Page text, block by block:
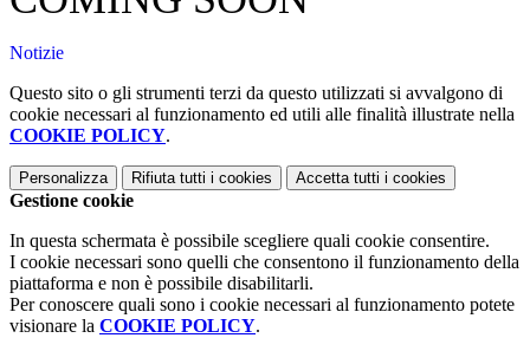
Notizie
Questo sito o gli strumenti terzi da questo utilizzati si avvalgono di
cookie necessari al funzionamento ed utili alle finalità illustrate nella
COOKIE POLICY.
Personalizza Rifiuta tutti i cookies Accetta tutti i cookies
Gestione cookie
In questa schermata è possibile scegliere quali cookie consentire.
I cookie necessari sono quelli che consentono il funzionamento della
piattaforma e non è possibile disabilitarli.
Per conoscere quali sono i cookie necessari al funzionamento potete
visionare la COOKIE POLICY.